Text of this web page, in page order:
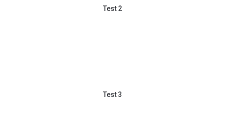
Test 2
Test 3